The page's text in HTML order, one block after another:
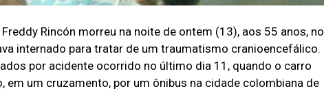
Rincón morreu na noite de ontem (13), aos 55 anos, no
internado para tratar de um traumatismo cranioencefálico.
por acidente ocorrido no último dia 11, quando o carro
um cruzamento, por um ônibus na cidade colombiana de